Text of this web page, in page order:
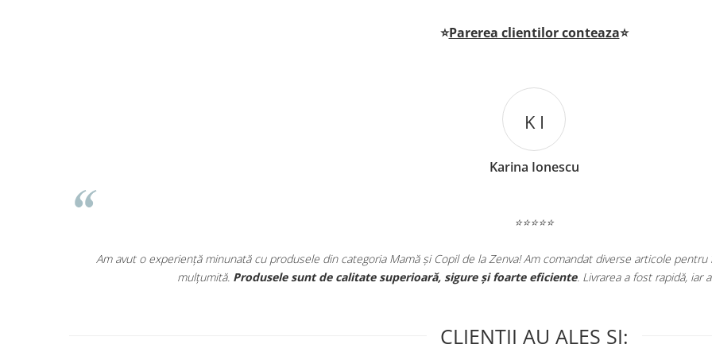
⭐Parerea clientilor conteaza⭐
Mamă și Copil de la Zenva! Am comandat diverse articole pentru îngrijirea bebelușului și pentru mine și am fost foarte
superioară, sigure și foarte eficiente. Livrarea a fost rapidă, iar ambalajele erau foarte bine protejate.
CLIENTII AU ALES SI: